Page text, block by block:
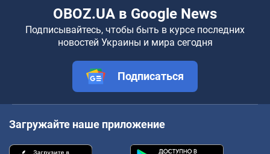
OBOZ.UA в Google News
Подписывайтесь, чтобы быть в курсе последних
новостей Украины и мира сегодня
Подписаться
Загружайте наше приложение